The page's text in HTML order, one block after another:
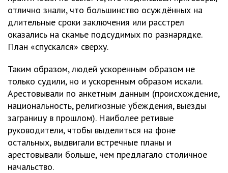
отлично знали, что большинство осуждённых на
длительные сроки заключения или расстрел
оказались на скамье подсудимых по разнарядке.
План «спускался» сверху.
Таким образом, людей ускоренным образом не
только судили, но и ускоренным образом искали.
Арестовывали по анкетным данным (происхождение,
национальность, религиозные убеждения, выезды
заграницу в прошлом). Наиболее ретивые
руководители, чтобы выделиться на фоне
остальных, выдвигали встречные планы и
арестовывали больше, чем предлагало столичное
начальство.